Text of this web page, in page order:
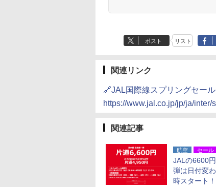
ポスト リスト
関連リンク
🔗JAL国際線スプリングセール
https://www.jal.co.jp/jp/ja/inter/
関連記事
航空 セール
JALの6600
弾は日付変
時スタート！